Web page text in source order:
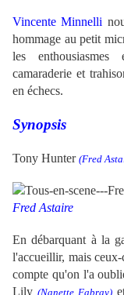
Vincente Minnelli
hommage au petit
les
camaraderie et
en échecs.
Synopsis
Tony Hunter (Fred
Fred Astaire
En débarquant à la
l'accueillir, mais
compte qu'on l'a
Lily (Nanette Fabray)